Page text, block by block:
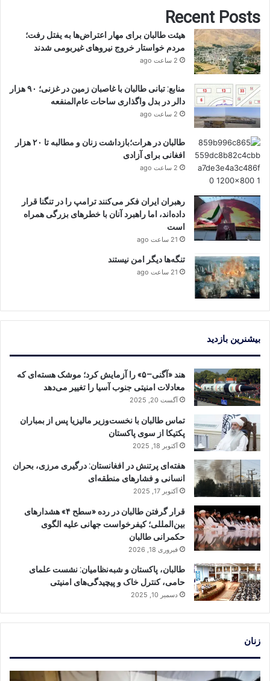
Recent Posts
هیئت طالبان برای مهار اعتراض‌ها به یفتل رفت؛
مردم خواستار خروج نیروهای غیربومی شدند
2 ساعت ago
منابع: تبانی طالبان با غاصبان زمین در غزنی؛ ۹۰ هزار
دالر در بدل واگذاری ساحات عام‌المنفعه
2 ساعت ago
طالبان در هرات؛بازداشت زنان و مطالبه تا ۲۰ هزار
افغانی برای آزادی
2 ساعت ago
رهبران ایران فکر می‌کنند ترامپ را در تنگنا قرار
داده‌اند، اما راهبرد آنان با خطرهای بزرگی همراه
است
21 ساعت ago
تنگه‌ها دیگر امن نیستند
21 ساعت ago
بیشنرین بازدید
هند «آگنی–۵» را آزمایش کرد؛ موشک هسته‌ای که
معادلات امنیتی جنوب آسیا را تغییر می‌دهد
آگست 20, 2025
تماس طالبان با نخست‌وزیر مالیزیا پس از بمباران
پکتیکا از سوی پاکستان
آکتوبر 18, 2025
هفته‌ای پرتنش در افغانستان: درگیری مرزی، بحران
انسانی و فشارهای منطقه‌ای
آکتوبر 17, 2025
قرار گرفتن طالبان در رده «سطح ۴» هشدارهای
بین‌المللی؛ کیفرخواست جهانی علیه الگوی
حکمرانی طالبان
فبروری 18, 2026
طالبان، پاکستان و شبه‌نظامیان: نشست علمای
حامی، کنترل خاک و پیچیدگی‌های امنیتی
دسمبر 10, 2025
زنان